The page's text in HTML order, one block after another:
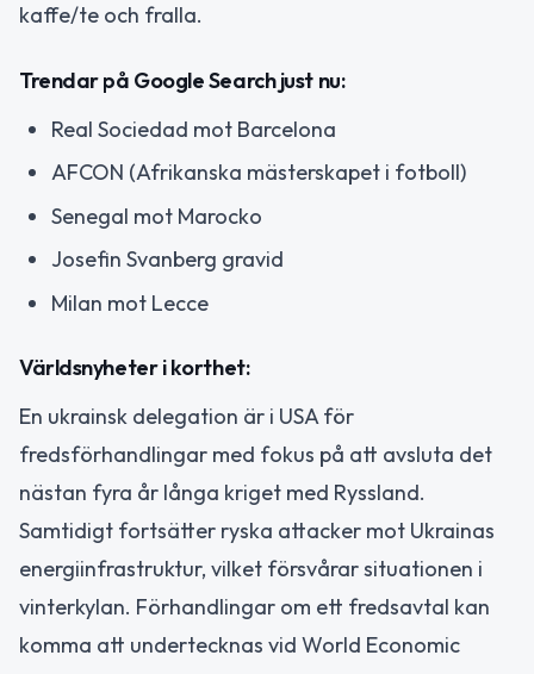
kaffe/te och fralla.
Trendar på Google Search just nu:
Real Sociedad mot Barcelona
AFCON (Afrikanska mästerskapet i fotboll)
Senegal mot Marocko
Josefin Svanberg gravid
Milan mot Lecce
Världsnyheter i korthet:
En ukrainsk delegation är i USA för
fredsförhandlingar med fokus på att avsluta det
nästan fyra år långa kriget med Ryssland.
Samtidigt fortsätter ryska attacker mot Ukrainas
energiinfrastruktur, vilket försvårar situationen i
vinterkylan. Förhandlingar om ett fredsavtal kan
komma att undertecknas vid World Economic